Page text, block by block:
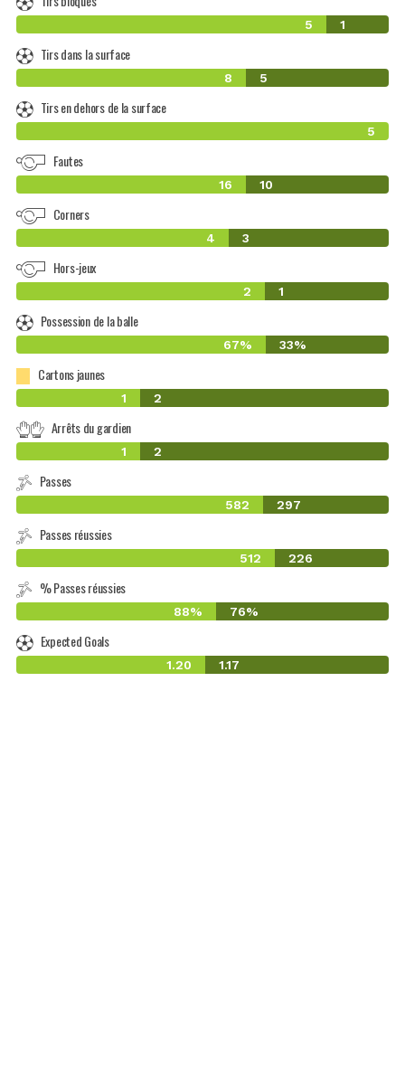
5 1
Tirs dans la surface
8 5
Tirs en dehors de la surface
5
Fautes
16 10
Corners
4 3
Hors-jeux
2 1
Possession de la balle
67% 33%
Cartons jaunes
1 2
Arrêts du gardien
1 2
Passes
582 297
Passes réussies
512 226
% Passes réussies
88% 76%
Expected Goals
1.20 1.17